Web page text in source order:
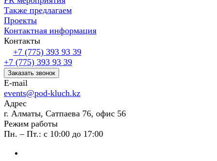
Также предлагаем
Проекты
Контактная информация
Контакты
+7 (775) 393 93 39
+7 (775) 393 93 39
Заказать звонок
E-mail
events@pod-kluch.kz
Адрес
г. Алматы, Сатпаева 76, офис 56
Режим работы
Пн. – Пт.: с 10:00 до 17:00